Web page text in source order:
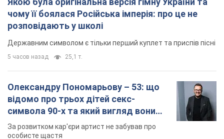
особисте щастя
11 часов назад
У ПриватБанку розповіли, чи дійсні
долари 1996 року: чи приймають
обмінники та банки такі купюри
Що робити, якщо банки та обмінні пункти не
приймають старі долари
9.08.2026 02:20 82,5 т.